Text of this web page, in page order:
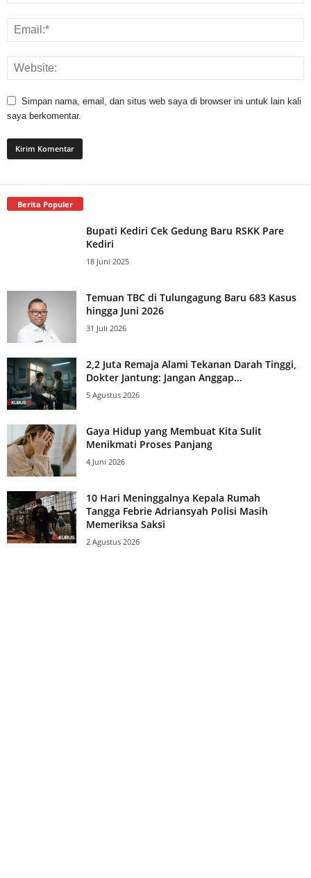
Simpan nama, email, dan situs web saya di browser ini untuk lain kali
saya berkomentar.
Berita Populer
Bupati Kediri Cek Gedung Baru RSKK Pare
Kediri
18 Juni 2025
Temuan TBC di Tulungagung Baru 683 Kasus
hingga Juni 2026
31 Juli 2026
2,2 Juta Remaja Alami Tekanan Darah Tinggi,
Dokter Jantung: Jangan Anggap...
5 Agustus 2026
Gaya Hidup yang Membuat Kita Sulit
Menikmati Proses Panjang
4 Juni 2026
10 Hari Meninggalnya Kepala Rumah
Tangga Febrie Adriansyah Polisi Masih
Memeriksa Saksi
2 Agustus 2026